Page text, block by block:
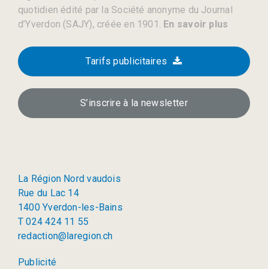
quotidien édité par la Société anonyme du Journal
d’Yverdon (SAJY), créée en 1901. En savoir plus
Tarifs publicitaires
S’inscrire à la newsletter
La Région Nord vaudois
Rue du Lac 14
1400 Yverdon-les-Bains
T 024 424 11 55
redaction@laregion.ch
Publicité